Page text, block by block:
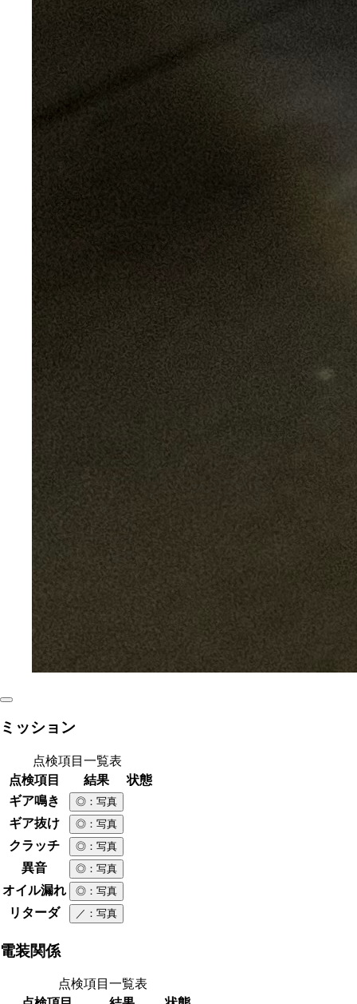
ミッション
点検項目一覧表
点検項目
結果
状態
ギア鳴き
◎ ：写真
ギア抜け ◎ ：写真
クラッチ ◎ ：写真
異音 ◎ ：写真
オイル漏れ ◎ ：写真
リターダ ／ ：写真
電装関係
点検項目一覧表